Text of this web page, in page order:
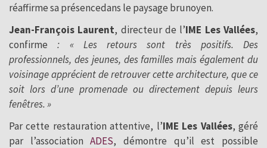
réaffirme sa présencedans le paysage brunoyen.
Jean-François Laurent, directeur de l’IME Les Vallées,
confirme: « Les retours sont très positifs. Des
professionnels, des jeunes, des familles mais également du
voisinage apprécient de retrouver cette architecture, que ce
soit lors d’une promenade ou directement depuis leurs
fenêtres. »
Par cette restauration attentive, l’IME Les Vallées, géré
par l’associationADES, démontre qu’il est possible